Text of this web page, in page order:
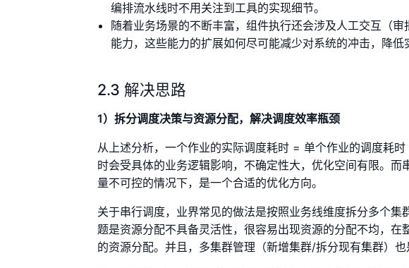
编排流水线时不用关注到工具的实现细节。
随着业务场景的不断丰富，组件执行还会涉及人工交互（
能力，这些能力的扩展如何尽可能减少对系统的冲击，降低
2.3 解决思路
1）拆分调度决策与资源分配，解决调度效率瓶颈
从上述分析，一个作业的实际调度耗时 = 单个作业的调度耗
时会受具体的业务逻辑影响，不确定性大，优化空间有限。
量不可控的情况下，是一个合适的优化方向。
关于串行调度，业界常见的做法是按照业务线维度拆分多个
题是资源分配不具备灵活性，很容易出现资源的分配不均，
的资源分配。并且，多集群管理（新增集群/拆分现有集群）也